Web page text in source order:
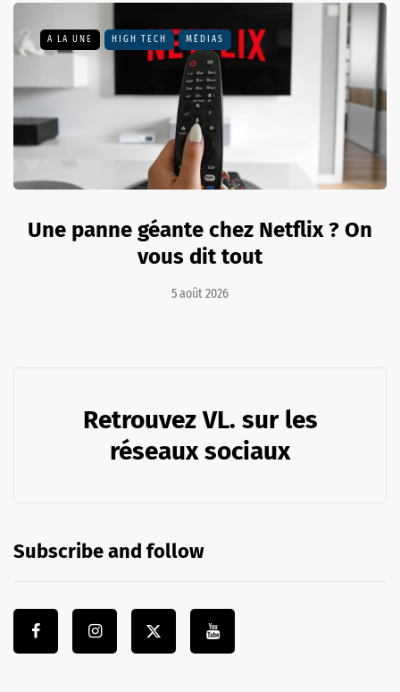
A LA UNE HIGH TECH MÉDIAS
Une panne géante chez Netflix ? On
vous dit tout
5 août 2026
Retrouvez VL. sur les
réseaux sociaux
Subscribe and follow